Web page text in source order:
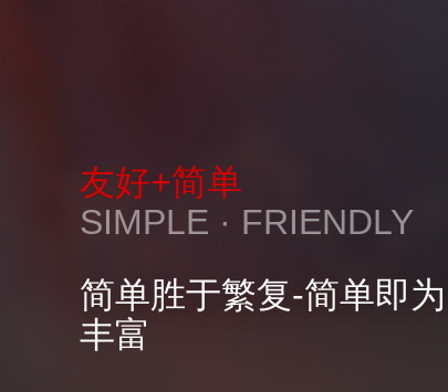
友好+简单
SIMPLE · FRIENDLY
简单胜于繁复-简单即为
丰富